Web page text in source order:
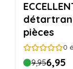
ECCELLENTE
pièces
0
9,956,95